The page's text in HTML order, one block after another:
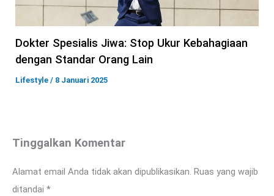
Dokter Spesialis Jiwa: Stop Ukur Kebahagiaan
dengan Standar Orang Lain
Lifestyle / 8 Januari 2025
Tinggalkan Komentar
Alamat email Anda tidak akan dipublikasikan. Ruas yang wajib
ditandai *